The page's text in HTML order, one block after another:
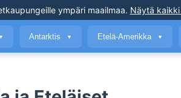
kaupungeille ympäri maailmaa. Näytä
▼ Antarktis ▼ Etelä-Amerikka ▼